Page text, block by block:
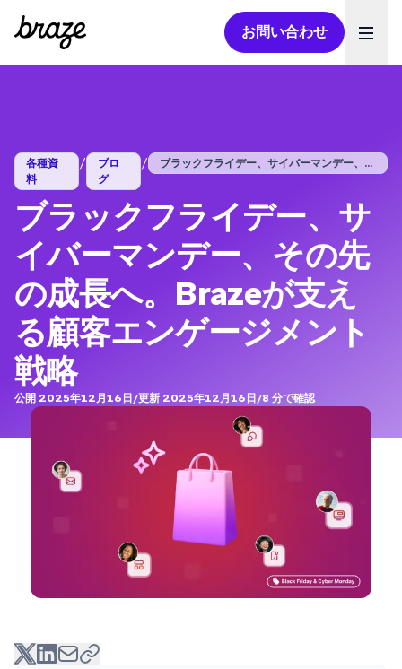
お問い合わせ
各種資
料
/
ブロ
グ
/ ブラックフライデー、サイバーマンデー、そ...
ブラックフライデー、サ
イバーマンデー、その先
の成長へ。Brazeが支え
る顧客エンゲージメント
戦略
公開 2025年12月16日/更新 2025年12月16日/8 分で確認